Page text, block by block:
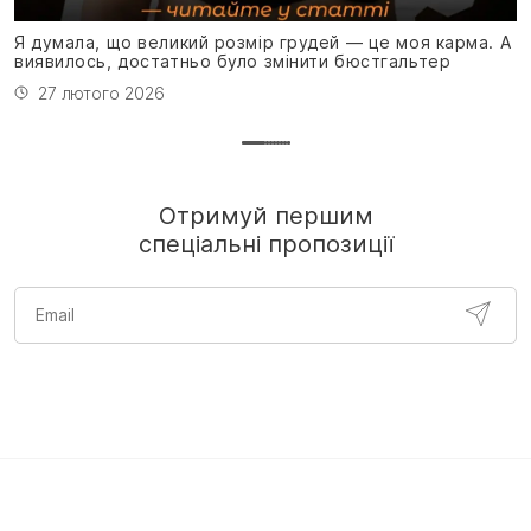
Я думала, що великий розмір грудей — це моя карма. А
виявилось, достатньо було змінити бюстгальтер
27 лютого 2026
Отримуй першим
спеціальні пропозиції